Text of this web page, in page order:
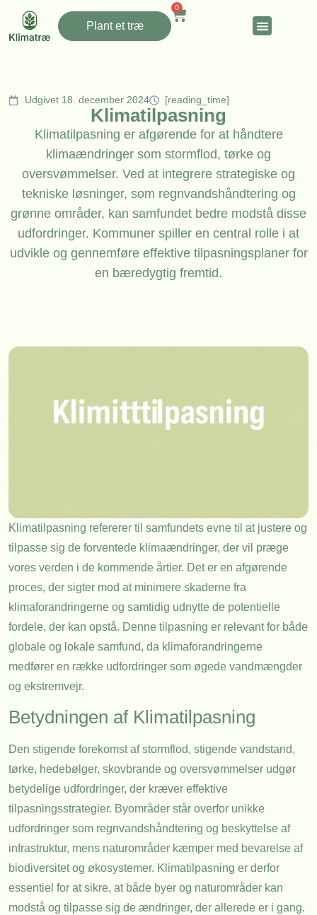
Plant et træ
0
Udgivet 18. december 2024 [reading_time]
Klimatilpasning
Klimatilpasning er afgørende for at håndtere
klimaændringer som stormflod, tørke og
oversvømmelser. Ved at integrere strategiske og
tekniske løsninger, som regnvandshåndtering og
grønne områder, kan samfundet bedre modstå disse
udfordringer. Kommuner spiller en central rolle i at
udvikle og gennemføre effektive tilpasningsplaner for
en bæredygtig fremtid.
Klimatilpasning refererer til samfundets evne til at justere og
tilpasse sig de forventede klimaændringer, der vil præge
vores verden i de kommende årtier. Det er en afgørende
proces, der sigter mod at minimere skaderne fra
klimaforandringerne og samtidig udnytte de potentielle
fordele, der kan opstå. Denne tilpasning er relevant for både
globale og lokale samfund, da klimaforandringerne
medfører en række udfordringer som øgede vandmængder
og ekstremvejr.
Betydningen af Klimatilpasning
Den stigende forekomst af stormflod, stigende vandstand,
tørke, hedebølger, skovbrande og oversvømmelser udgør
betydelige udfordringer, der kræver effektive
tilpasningsstrategier. Byområder står overfor unikke
udfordringer som regnvandshåndtering og beskyttelse af
infrastruktur, mens naturområder kæmper med bevarelse af
biodiversitet og økosystemer. Klimatilpasning er derfor
essentiel for at sikre, at både byer og naturområder kan
modstå og tilpasse sig de ændringer, der allerede er i gang.